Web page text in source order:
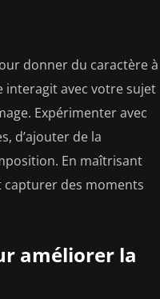
donner du caractère à
interagit avec votre sujet
Expérimenter avec
d’ajouter de la
En maîtrisant
capturer des moments
améliorer la